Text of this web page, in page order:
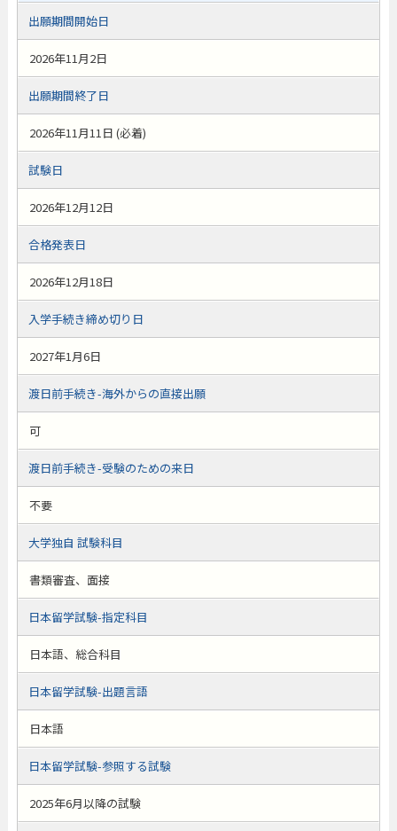
出願期間開始日
2026年11月2日
出願期間終了日
2026年11月11日 (必着)
試験日
2026年12月12日
合格発表日
2026年12月18日
入学手続き締め切り日
2027年1月6日
渡日前手続き-海外からの直接出願
可
渡日前手続き-受験のための来日
不要
大学独自 試験科目
書類審査、面接
日本留学試験-指定科目
日本語、総合科目
日本留学試験-出題言語
日本語
日本留学試験-参照する試験
2025年6月以降の試験